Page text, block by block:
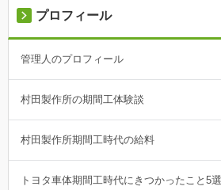
プロフィール
管理人のプロフィール
村田製作所の期間工体験談
村田製作所期間工時代の給料
トヨタ車体期間工時代にきつかったこと5